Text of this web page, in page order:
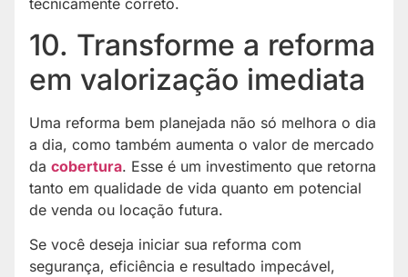
tecnicamente correto.
10. Transforme a reforma
em valorização imediata
Uma reforma bem planejada não só melhora o dia
a dia, como também aumenta o valor de mercado
da cobertura. Esse é um investimento que retorna
tanto em qualidade de vida quanto em potencial
de venda ou locação futura.
Se você deseja iniciar sua reforma com
segurança, eficiência e resultado impecável,